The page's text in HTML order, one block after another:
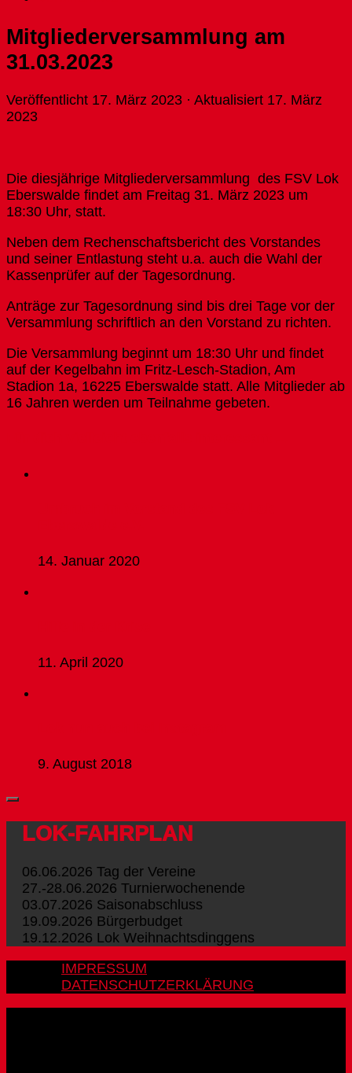
Mitgliederversammlung am
31.03.2023
Veröffentlicht 17. März 2023 · Aktualisiert 17. März
2023
Die diesjährige Mitgliederversammlung des FSV Lok
Eberswalde findet am Freitag 31. März 2023 um
18:30 Uhr, statt.
Neben dem Rechenschaftsbericht des Vorstandes
und seiner Entlastung steht u.a. auch die Wahl der
Kassenprüfer auf der Tagesordnung.
Anträge zur Tagesordnung sind bis drei Tage vor der
Versammlung schriftlich an den Vorstand zu richten.
Die Versammlung beginnt um 18:30 Uhr und findet
auf der Kegelbahn im Fritz-Lesch-Stadion, Am
Stadion 1a, 16225 Eberswalde statt. Alle Mitglieder ab
16 Jahren werden um Teilnahme gebeten.
14. Januar 2020
11. April 2020
9. August 2018
LOK-FAHRPLAN
06.06.2026 Tag der Vereine
27.-28.06.2026 Turnierwochenende
03.07.2026 Saisonabschluss
19.09.2026 Bürgerbudget
19.12.2026 Lok Weihnachtsdinggens
IMPRESSUM
DATENSCHUTZERKLÄRUNG